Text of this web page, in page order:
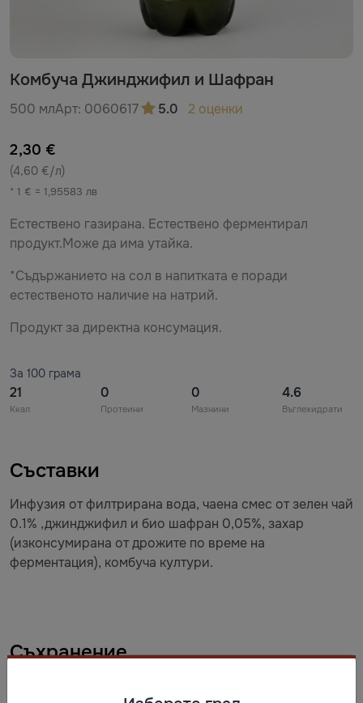
Комбуча Джинджифил и Шафран
500 млАрт: 0060617 5.0 2 оценки
2,30 €
(4,60 €/л)
* 1 € = 1,95583 лв
Естествено газирана. Естествено ферментирал
продукт.Може да има утайка.
*Съдържанието на сол в напитката е поради
естественото наличие на натрий.
Продукт за директна консумация.
За 100 грама
21
Ккал
0
Протеини
0
Мазнини
4.6
Въглехидрати
Съставки
Инфузия от филтрирана вода, чаена смес от зелен чай
0.1% ,джинджифил и био шафран 0,05%, захар
(изконсумирана от дрожите по време на
ферментация), комбуча култури.
Съхранение